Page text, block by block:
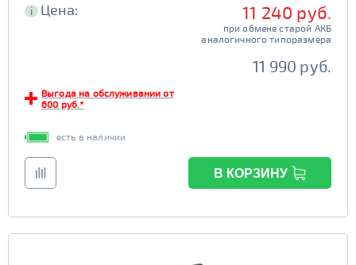
i Цена: 11 240 руб.
при обмене старой АКБ
аналогичного типоразмера
11 990 руб.
Выгода на обслуживании от
600 руб.*
есть в наличии
В КОРЗИНУ